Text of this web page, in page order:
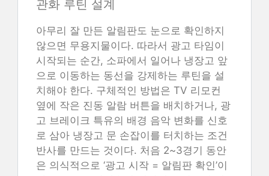
관화 루틴 설계
아무리 잘 만든 알림판도 눈으로 확인하지
않으면 무용지물이다. 따라서 광고 타임이
시작되는 순간, 소파에서 일어나 냉장고 앞
으로 이동하는 동선을 강제하는 루틴을 설
치해야 한다. 구체적인 방법은 TV 리모컨
옆에 작은 진동 알람 버튼을 배치하거나, 광
고 브레이크 특유의 배경 음악 변화를 신호
로 삼아 냉장고 문 손잡이를 터치하는 조건
반사를 만드는 것이다. 처음 2~3경기 동안
은 의식적으로 ‘광고 시작 = 알림판 확인’이